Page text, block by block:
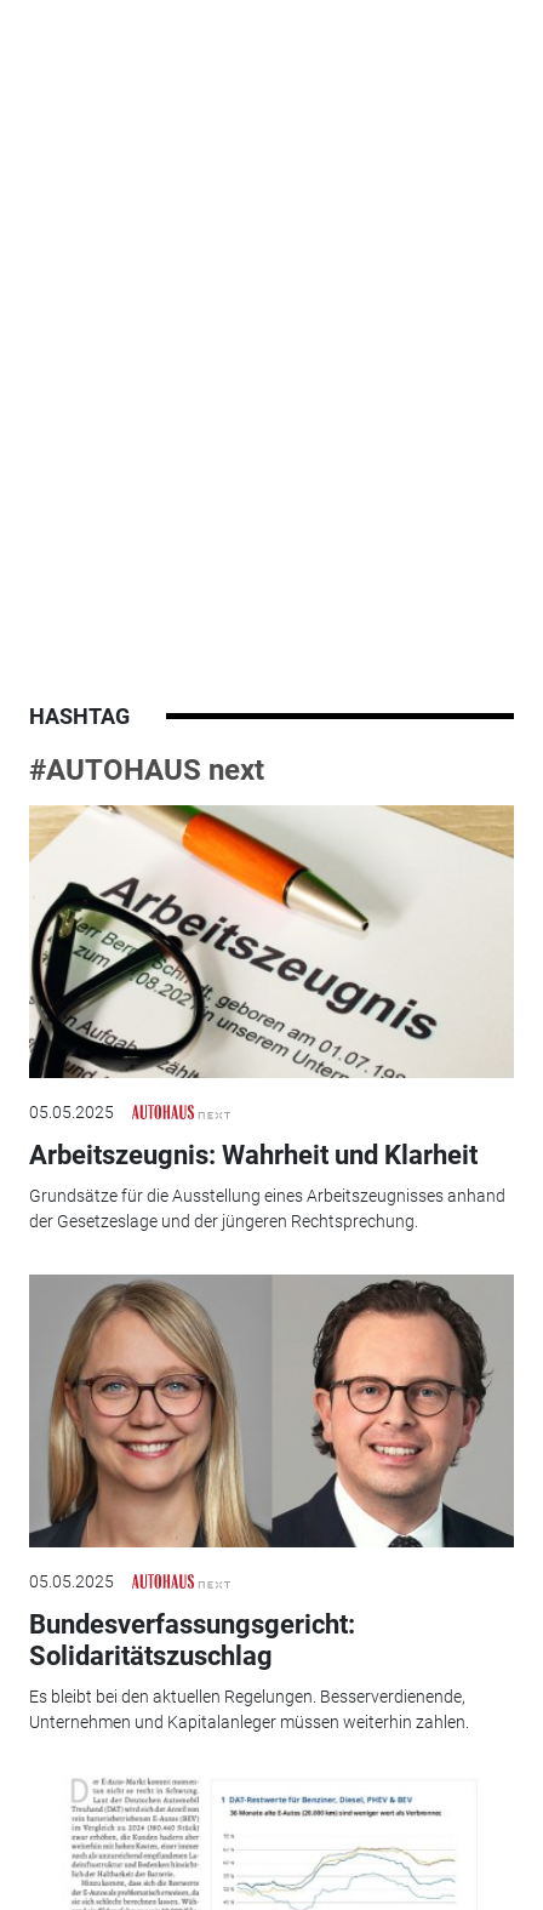
HASHTAG
#AUTOHAUS next
05.05.2025
Arbeitszeugnis: Wahrheit und Klarheit
Grundsätze für die Ausstellung eines Arbeitszeugnisses anhand
der Gesetzeslage und der jüngeren Rechtsprechung.
05.05.2025
Bundesverfassungsgericht:
Solidaritätszuschlag
Es bleibt bei den aktuellen Regelungen. Besserverdienende,
Unternehmen und Kapitalanleger müssen weiterhin zahlen.